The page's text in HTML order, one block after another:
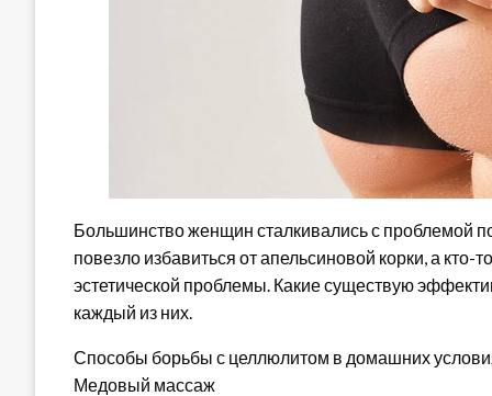
Большинство женщин сталкивались с проблемой
повезло избавиться от апельсиновой корки, а
эстетической проблемы. Какие существую
каждый из них.
Способы борьбы с целлюлитом в домашних
Медовый массаж